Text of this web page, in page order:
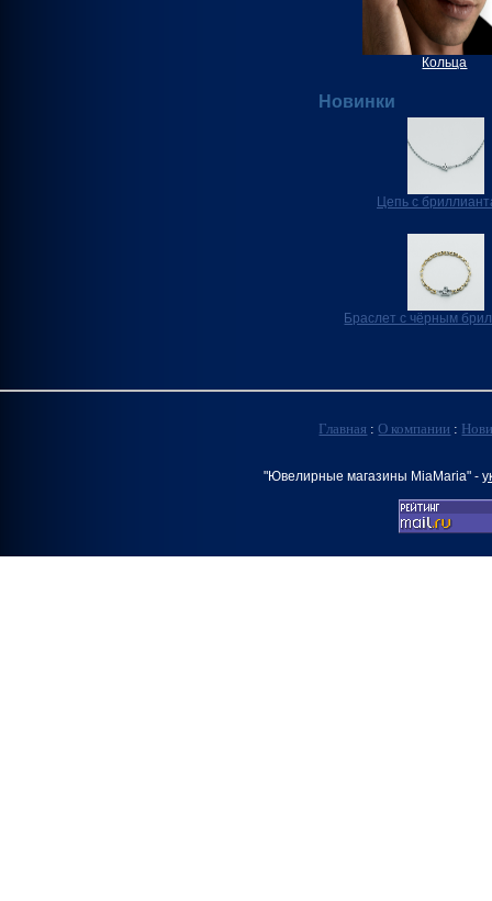
Кольца
Новинки
Цепь с
Браслет с чёрным
Главная :О компании :
"Ювелирные магазины MiaMaria" -